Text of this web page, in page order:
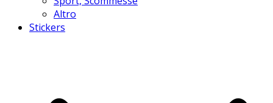
Altro
Stickers